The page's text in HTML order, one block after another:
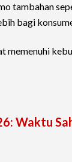
tambahan
bagi
Waktu